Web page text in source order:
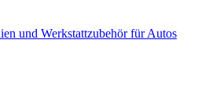
und Werkstattzubehör für Autos